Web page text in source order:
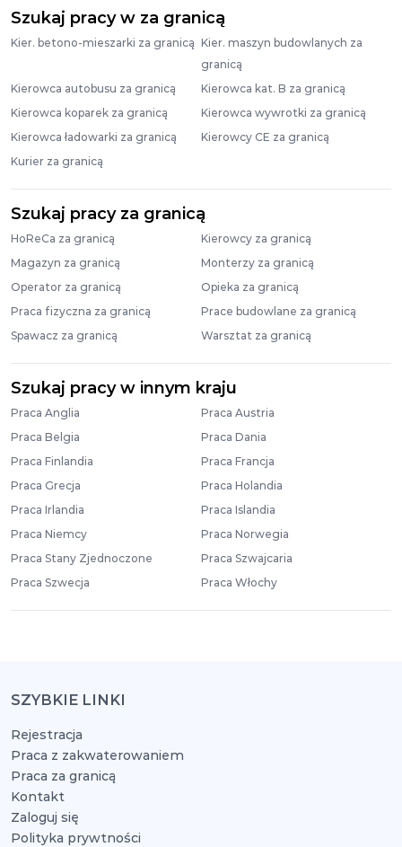
Szukaj pracy w za granicą
Kier. betono-mieszarki za granicą Kier. maszyn budowlanych za
granicą
Kierowca autobusu za granicą
Kierowca kat. B za granicą
Kierowca koparek za granicą
Kierowca wywrotki za granicą
Kierowca ładowarki za granicą
Kierowcy CE za granicą
Kurier za granicą
Szukaj pracy za granicą
HoReCa za granicą
Kierowcy za granicą
Magazyn za granicą
Monterzy za granicą
Operator za granicą
Opieka za granicą
Praca fizyczna za granicą
Prace budowlane za granicą
Spawacz za granicą
Warsztat za granicą
Szukaj pracy w innym kraju
Praca Anglia
Praca Austria
Praca Belgia
Praca Dania
Praca Finlandia
Praca Francja
Praca Grecja
Praca Holandia
Praca Irlandia
Praca Islandia
Praca Niemcy
Praca Norwegia
Praca Stany Zjednoczone
Praca Szwajcaria
Praca Szwecja
Praca Włochy
SZYBKIE LINKI
Rejestracja
Praca z zakwaterowaniem
Praca za granicą
Kontakt
Zaloguj się
Polityka prywtności